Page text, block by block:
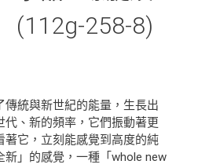
(112g-258-8)
傳統與新世紀的能量，生長出
、新的頻率，它們振動著更
著它，立刻能感覺到高度的純
」的感覺，一種「whole new